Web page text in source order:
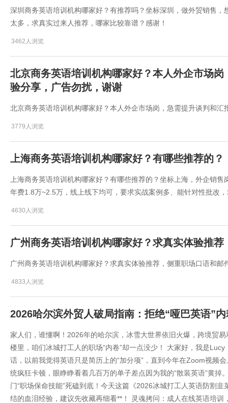
深圳商务英语培训机构哪家好？有推荐吗？坐标深圳，做外贸销售
太多，求真实过来人推荐，哪家比较靠谱？感谢！
3462人浏览
北京商务英语培训机构哪家好？本人外企市场
验分享，广告勿扰，谢谢
北京商务英语培训机构哪家好？本人外企市场岗，急需提升谈判和
3779人浏览
上海商务英语培训机构哪家好？有哪些推荐的？
上海商务英语培训机构哪家好？有哪些推荐的？坐标上海，外企销
年费1.8万~2.5万，线上线下均可，要求实战案例多、能针对性批改
4630人浏览
广州商务英语培训机构哪家好？求真实体验推
广州商务英语培训机构哪家好？求真实体验推荐，侧重职场口语和邮
4833人浏览
2026哈尔滨外贸人破局指南：拒绝“哑巴英语”
家人们，谁懂啊！2026年的哈尔滨，冰雪大世界依旧火爆，跨境贸
楼里，咱们冰城打工人的职场“内卷”却一点没少！ 大家好，我是
话，以前我觉得英语只是简历上的“加分项”，直到今年在Zoom视频
统疯狂卡顿，眼睁睁看着几百万的单子差点因为我的“散装英语”黄
门“职场保命技能”死磕到底！今天这篇《2026冰城打工人英语防割
结的血泪经验，建议先收藏再细看**！ 灵魂拷问：成人在线英语培训